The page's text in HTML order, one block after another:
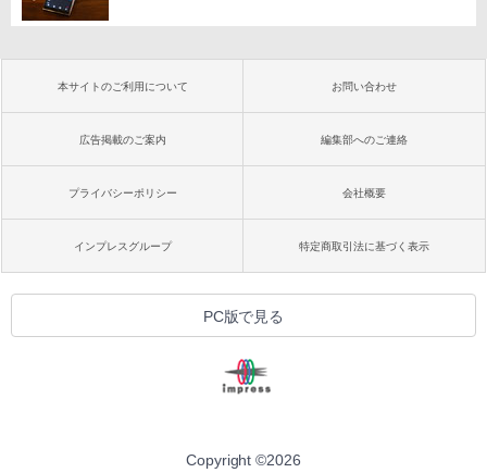
本サイトのご利用について お問い合わせ
広告掲載のご案内 編集部へのご連絡
プライバシーポリシー 会社概要
インプレスグループ 特定商取引法に基づく表示
PC版で見る
Copyright ©2026